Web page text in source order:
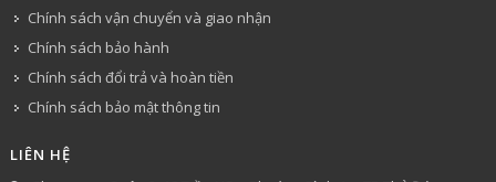
Chính sách vận chuyển và giao nhận
Chính sách bảo hành
Chính sách đổi trả và hoàn tiền
Chính sách bảo mật thông tin
LIÊN HỆ